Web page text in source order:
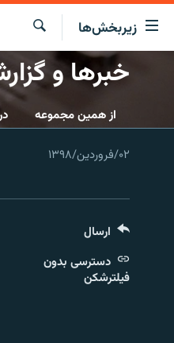
لینک‌های
قابلیت
دسترسی
زیربخش‌ها
صفحه اصلی
جهان
فرکانس‌ها
گزارش‌های تصویری
گزارش‌های ویدئویی
جستجو
خبرها و
از همین مجموعه
۰۲/فروردین/۱۳۹۸
ارسال
دسترسی بدون
فیلترشکن